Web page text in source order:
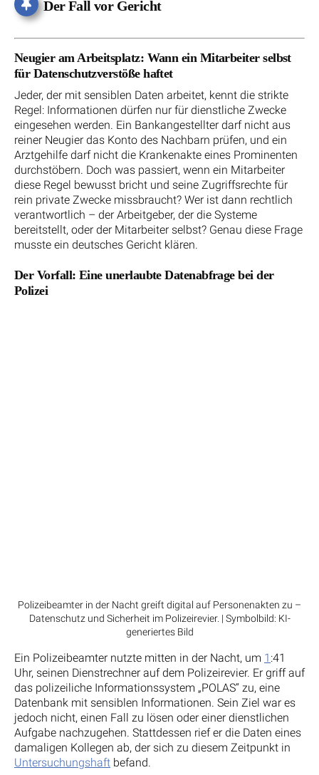
Der Fall vor Gericht
Neugier am Arbeitsplatz: Wann ein Mitarbeiter selbst
für Datenschutzverstöße haftet
Jeder, der mit sensiblen Daten arbeitet, kennt die strikte
Regel: Informationen dürfen nur für dienstliche Zwecke
eingesehen werden. Ein Bankangestellter darf nicht aus
reiner Neugier das Konto des Nachbarn prüfen, und ein
Arztgehilfe darf nicht die Krankenakte eines Prominenten
durchstöbern. Doch was passiert, wenn ein Mitarbeiter
diese Regel bewusst bricht und seine Zugriffsrechte für
rein private Zwecke missbraucht? Wer ist dann rechtlich
verantwortlich – der Arbeitgeber, der die Systeme
bereitstellt, oder der Mitarbeiter selbst? Genau diese Frage
musste ein deutsches Gericht klären.
Der Vorfall: Eine unerlaubte Datenabfrage bei der
Polizei
Polizeibeamter in der Nacht greift digital auf Personenakten zu –
Datenschutz und Sicherheit im Polizeirevier. | Symbolbild: KI-
generiertes Bild
Ein Polizeibeamter nutzte mitten in der Nacht, um 1 :41
Uhr, seinen Dienstrechner auf dem Polizeirevier. Er griff auf
das polizeiliche Informationssystem „POLAS“ zu, eine
Datenbank mit sensiblen Informationen. Sein Ziel war es
jedoch nicht, einen Fall zu lösen oder einer dienstlichen
Aufgabe nachzugehen. Stattdessen rief er die Daten eines
damaligen Kollegen ab, der sich zu diesem Zeitpunkt in
Untersuchungshaft befand.